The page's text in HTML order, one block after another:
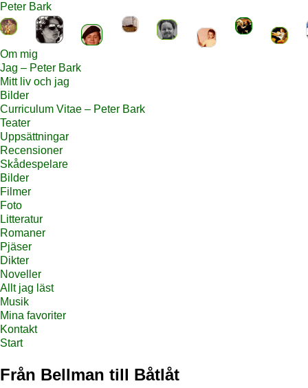
Peter Bark
Om mig
Jag – Peter Bark
Mitt liv och jag
Bilder
Curriculum Vitae – Peter Bark
Teater
Uppsättningar
Recensioner
Skådespelare
Bilder
Filmer
Foto
Litteratur
Romaner
Pjäser
Dikter
Noveller
Allt jag läst
Musik
Mina favoriter
Kontakt
Start
Från Bellman till Båtlåt